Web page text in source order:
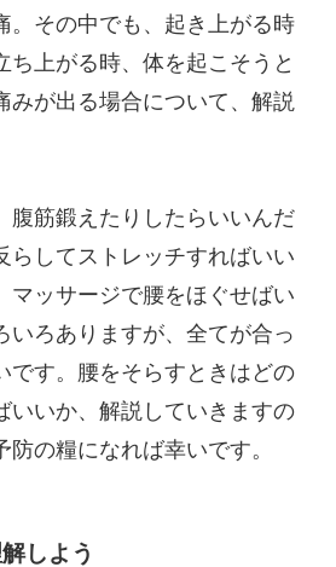
。その中でも、起き上がる時
ち上がる時、体を起こそうと
みが出る場合について、解説
腹筋鍛えたりしたらいいんだ
してストレッチすればいい
ッサージで腰をほぐせばい
いろありますが、全てが合っ
です。腰をそらすときはどの
いいか、解説していきますの
の糧になれば幸いです。
しよう